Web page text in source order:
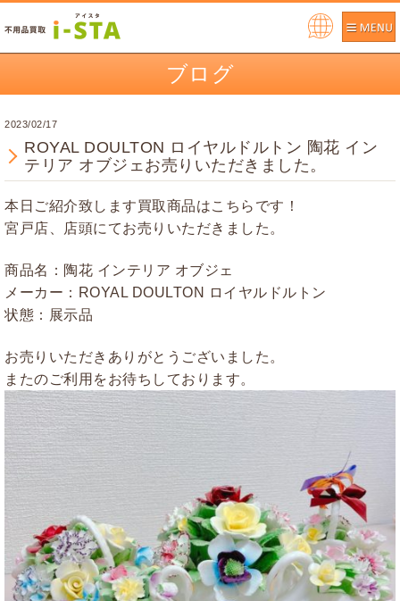
ブログ
2023/02/17
ROYAL DOULTON ロイヤルドルトン 陶花 イン
テリア オブジェお売りいただきました。
本日ご紹介致します買取商品はこちらです！
宮戸店、店頭にてお売りいただきました。
商品名：陶花 インテリア オブジェ
メーカー：ROYAL DOULTON ロイヤルドルトン
状態：展示品
お売りいただきありがとうございました。
またのご利用をお待ちしております。